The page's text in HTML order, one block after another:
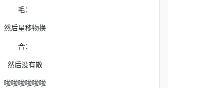
毛：
然后星移物换
合：
然后没有散
啦啦啦啦啦啦